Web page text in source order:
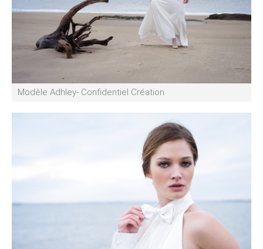
Modèle Adhley- Confidentiel Création